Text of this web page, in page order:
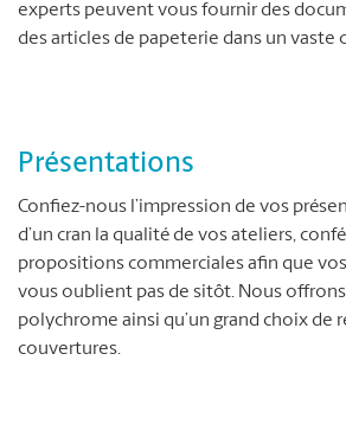
experts peuvent vous fournir des
des articles de papeterie dans un vaste
Présentations
Confiez-nous l’impression de vos
d’un cran la qualité de vos ateliers,
propositions commerciales afin que
vous oublient pas de sitôt. Nous offrons
polychrome ainsi qu’un grand choix de
couvertures.